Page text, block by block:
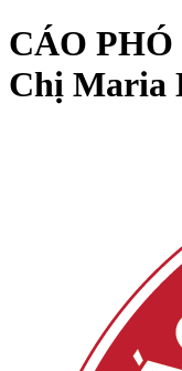
CÁO
Chị Maria